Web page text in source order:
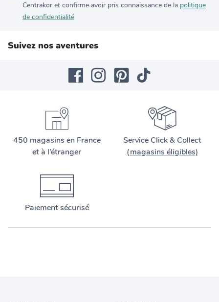
Centrakor et confirme avoir pris connaissance de la politique
de confidentialité
Suivez nos aventures
450 magasins en France
et à l’étranger
Service Click & Collect
(magasins éligibles)
Paiement sécurisé